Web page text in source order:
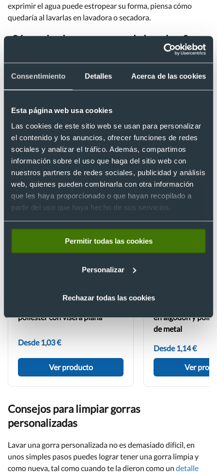
Consentimiento Detalles Acerca de las cookies
Esta página web usa cookies
Las cookies de este sitio web se usan para personalizar
el contenido y los anuncios, ofrecer funciones de redes
sociales y analizar el tráfico. Además, compartimos
información sobre el uso que haga del sitio web con
nuestros partners de redes sociales, publicidad y análisis
web, quienes pueden combinarla con otra información
que les haya proporcionado o que hayan recopilado a
partir del uso que haya hecho de sus servicios.
Permitir todas las cookies
Personalizar
Rechazar todas las cookies
exprimir el agua puede estropear su forma, piensa cómo
quedaría al lavarlas en lavadora o secadora.
¿Sé pueden lavar gorras en la lavadora?
Entonces, en vista de lo anterior,las gorras no se pueden
lavar en lavadora
. Descarta esta opción si quieres que tu
Lavar tu gorra frotando con un cepillo de dientes evitará que
sufra daños, tales como, deformación, disminución del color y
deterioro de la personalización.
Productos que pueden interesarte:
poliéster con visera plana
Desde 1,03 €
Ver producto
en algodón y
de metal
Desde 1,14 €
Ver
Consejos para limpiar gorras
personalizadas
Lavar una gorra personalizada no es demasiado difícil, en
unos simples pasos puedes lograr tener una gorra limpia y
como nueva, tal como cuando te la dieron como un detalle